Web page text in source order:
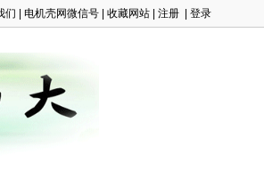
们 电机壳网微信号 收藏网站 注册 登录